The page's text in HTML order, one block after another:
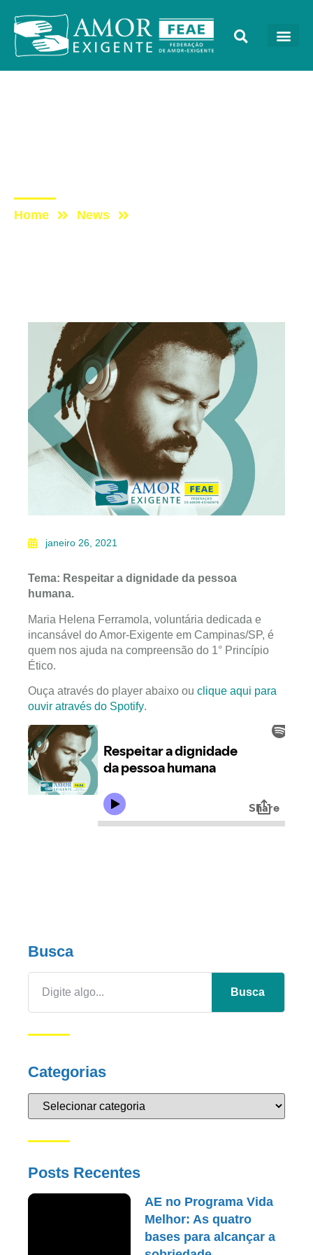
Home News
janeiro 26, 2021
Tema: Respeitar a dignidade da pessoa
humana.
Maria Helena Ferramola, voluntária dedicada e
incansável do Amor-Exigente em Campinas/SP, é
quem nos ajuda na compreensão do 1° Princípio
Ético.
Ouça através do player abaixo ou clique aqui para
ouvir através do Spotify.
Busca
Busca
Categorias
Posts Recentes
AE no Programa Vida
Melhor: As quatro
bases para alcançar a